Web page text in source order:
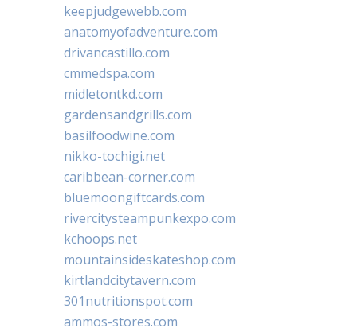
keepjudgewebb.com
anatomyofadventure.com
drivancastillo.com
cmmedspa.com
midletontkd.com
gardensandgrills.com
basilfoodwine.com
nikko-tochigi.net
caribbean-corner.com
bluemoongiftcards.com
rivercitysteampunkexpo.com
kchoops.net
mountainsideskateshop.com
kirtlandcitytavern.com
301nutritionspot.com
ammos-stores.com